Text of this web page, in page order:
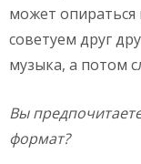
может
советуем друг
музыка, а потом
Вы
формат?